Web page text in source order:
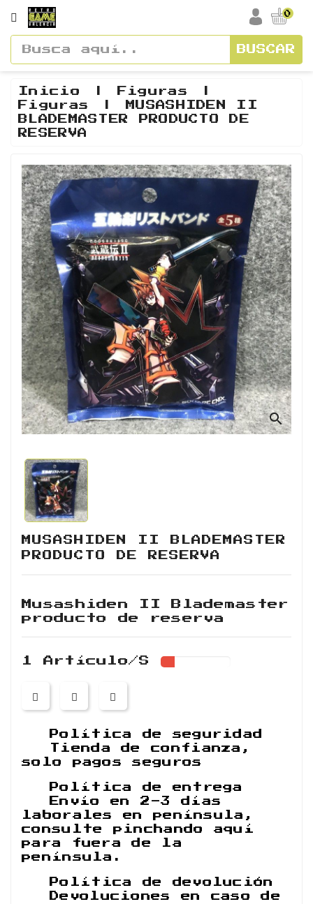
CATEGORÍA
Cajas
Y
Manuales
Vídeos
Soundtracks
Figuras
Guías
Retro
Informática
Videojuegos
0
BUSCAR
Inicio
Figuras
Figuras
MUSASHIDEN II
BLADEMASTER PRODUCTO DE
RESERVA
search
MUSASHIDEN II BLADEMASTER
PRODUCTO DE RESERVA
Musashiden II Blademaster
producto de reserva
1 Artículo/s
Política de seguridad
Tienda de confianza,
solo pagos seguros
Política de entrega
Envío en 2-3 días
laborales en península,
consulte pinchando aquí
para fuera de la
península.
Política de devolución
Devoluciones en caso de